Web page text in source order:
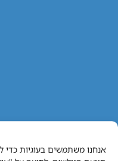
אנחנו משתמשים בעוגיות כדי